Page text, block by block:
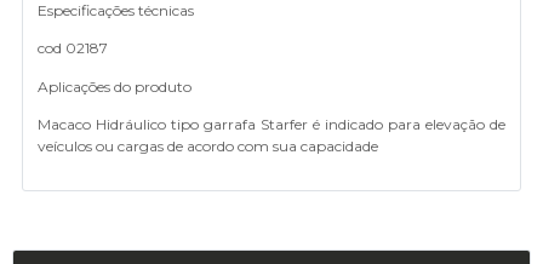
Especificações técnicas
cod 02187
Aplicações do produto
Macaco Hidráulico tipo garrafa Starfer é indicado para elevação de
veículos ou cargas de acordo com sua capacidade